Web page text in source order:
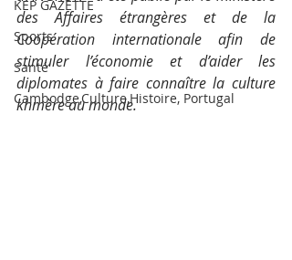
KEP GAZETTE
Sports
Santé
Cambodge,Culture,Histoire, Portugal
des Affaires étrangères et de la
Coopération internationale afin de
stimuler l’économie et d’aider les
diplomates à faire connaître la culture
khmère au monde.